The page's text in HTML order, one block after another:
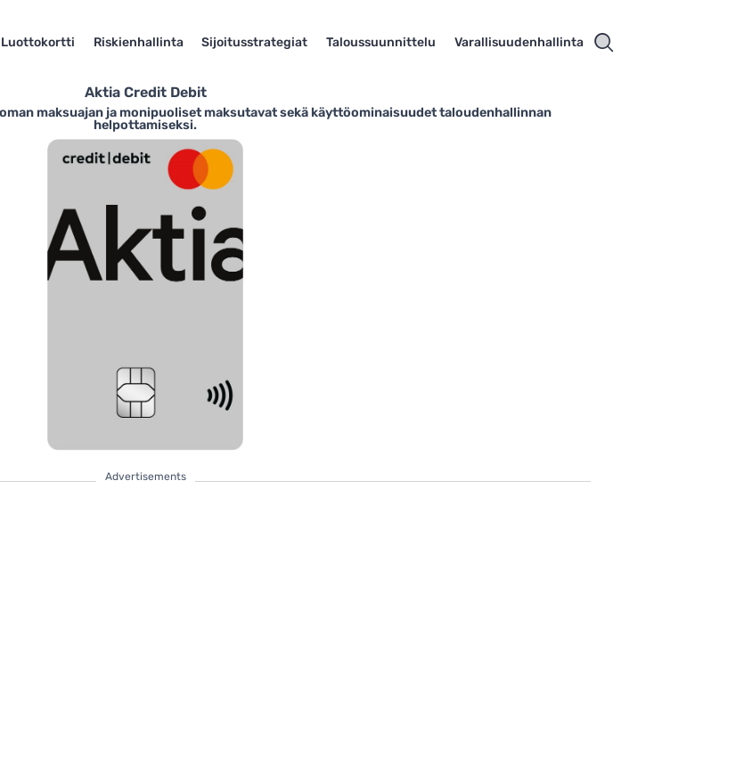
Luottokortti Riskienhallinta Sijoitusstrategiat Taloussuunnittelu Varallisuudenhallinta
Aktia Credit Debit
maksuajan ja monipuoliset maksutavat sekä käyttöominaisuudet taloudenhallinnan
helpottamiseksi.
Advertisements